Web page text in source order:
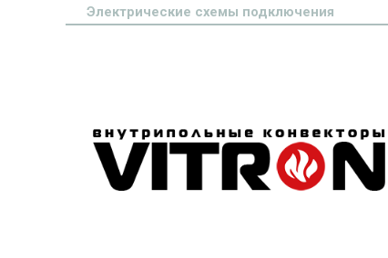
Электрические схемы подключения